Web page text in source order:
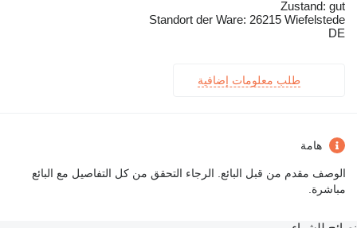
Zustand: gut
Standort der Ware: 26215 Wiefelstede
DE
طلب معلومات إضافية
هامة
الوصف مقدم من قبل البائع. الرجاء التحقق من كل التفاصيل مع البائع
مباشرة.